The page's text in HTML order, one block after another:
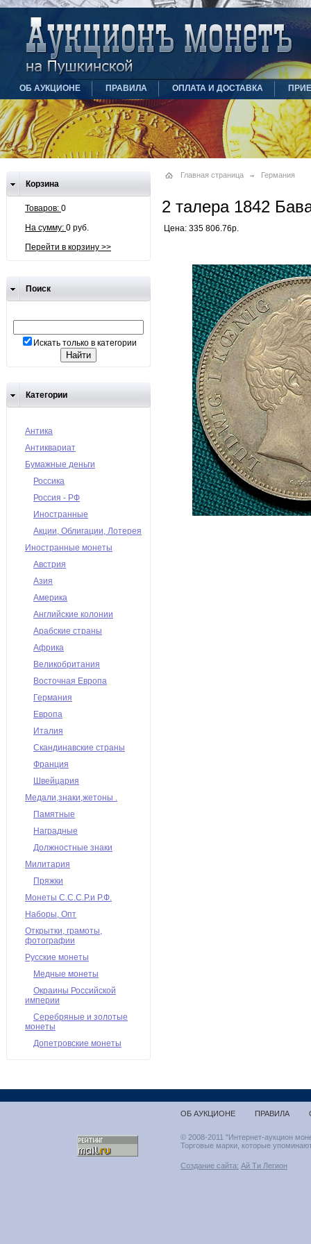
ОБ АУКЦИОНЕ ПРАВИЛА ОПЛАТА И ДОСТАВКА
Корзина
Товаров: 0
На сумму: 0 руб.
Перейти в корзину >>
Поиск
Искать только в категории
Категории
Антика
Антиквариат
Бумажные деньги
Россика
Россия - РФ
Иностранные
Акции, Облигации, Лотерея
Иностранные монеты
Австрия
Азия
Америка
Английские колонии
Арабские страны
Африка
Великобритания
Восточная Европа
Германия
Европа
Италия
Скандинавские страны
Франция
Швейцария
Медали,знаки,жетоны .
Памятные
Наградные
Должностные знаки
Милитария
Пряжки
Монеты С.С.С.Р.и Р.Ф.
Наборы, Опт
Открытки, грамоты,
фотографии
Русские монеты
Медные монеты
Окраины Российской
империи
Серебряные и золотые
монеты
Допетровские монеты
Главная страница Германия
2 талера 1842
Цена: 335 806.76р.
ОБ АУКЦИОНЕ ПРАВИЛА
© 2008-2011 "Интернет-аукцион
Торговые марки, которые
Создание сайта: Ай Ти Легион